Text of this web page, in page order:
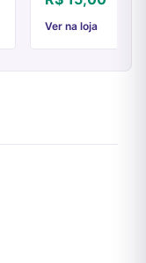
poderá fazer o
o prazer de
Ver na loja